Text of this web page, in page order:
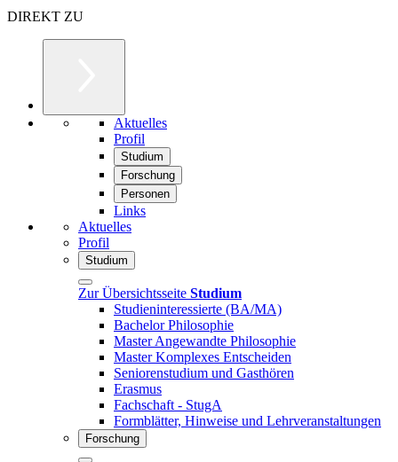
DIREKT ZU
Aktuelles
Profil
Studium
Forschung
Personen
Links
Aktuelles
Profil
Studium
Zur Übersichtsseite Studium
Studieninteressierte (BA/MA)
Bachelor Philosophie
Master Angewandte Philosophie
Master Komplexes Entscheiden
Seniorenstudium und Gasthören
Erasmus
Fachschaft - StugA
Formblätter, Hinweise und Lehrveranstaltungen
Forschung